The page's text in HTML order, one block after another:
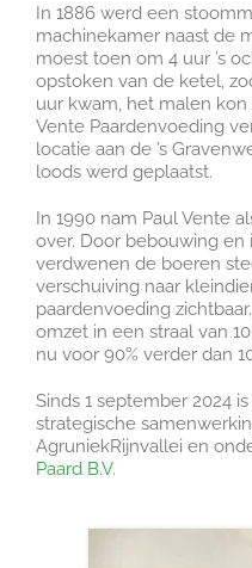
In 1886 werd een
machinekamer naast de
moest toen om 4 uur ’s
opstoken van de ketel,
uur kwam, het malen
Vente Paardenvoeding
locatie aan de ’s
loods werd geplaatst.
In 1990 nam Paul Vente
over. Door bebouwing en
verdwenen de boeren
verschuiving naar
paardenvoeding
omzet in een straal van
nu voor 90% verder dan
Sinds 1 september 2024
strategische
AgruniekRijnvallei en
Paard B.V.